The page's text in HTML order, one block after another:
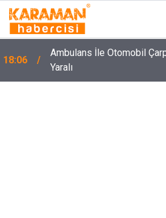
18:06
Ambulans İle Otomobil
Yaralı